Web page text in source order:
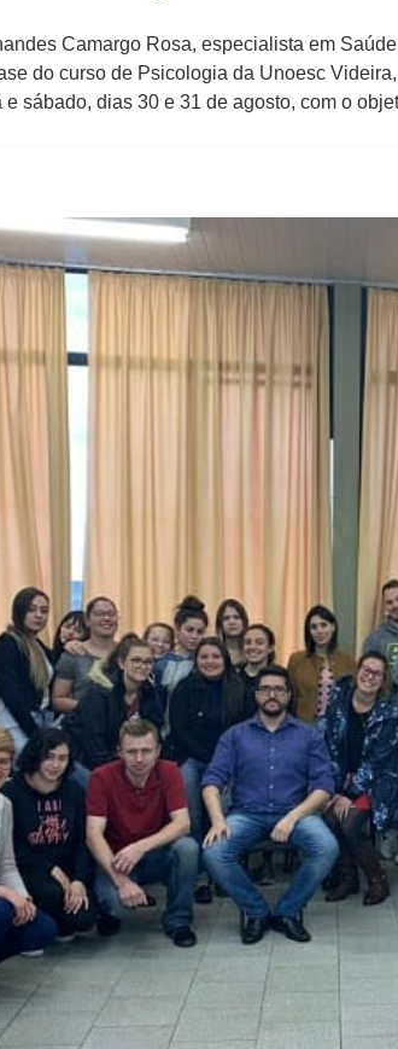
Camargo Rosa, especialista em
do curso de Psicologia da Unoesc
e sábado, dias 30 e 31 de agosto, com o